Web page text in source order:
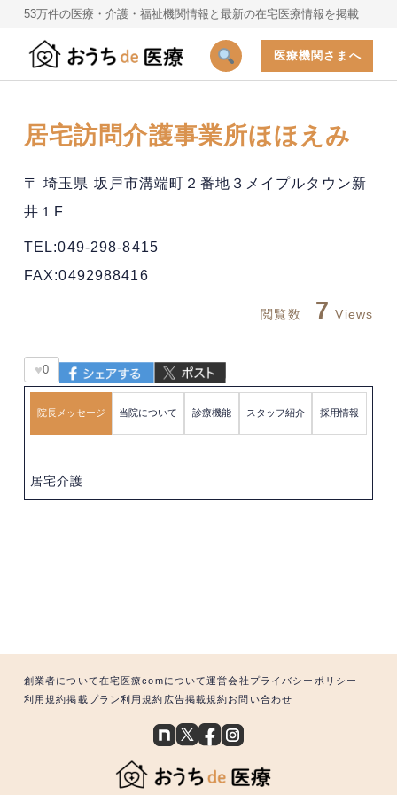
53万件の医療・介護・福祉機関情報と最新の在宅医療情報を掲載
医療機関さまへ
居宅訪問介護事業所ほほえみ
〒 埼玉県 坂戸市溝端町２番地３メイプルタウン新
井１F
TEL:049-298-8415
FAX:0492988416
閲覧数 7 Views
♥0
院長メッセージ 当院について 診療機能 スタッフ紹介 採用情報
居宅介護
創業者について在宅医療comについて運営会社 プライバシーポリシー
利用規約掲載プラン利用規約 広告掲載規約お問い合わせ